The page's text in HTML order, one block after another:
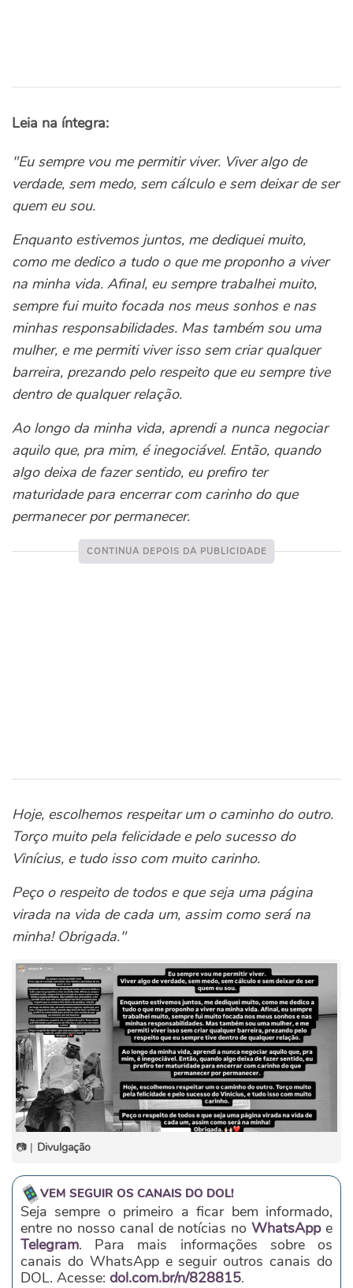
Leia na íntegra:
"Eu sempre vou me permitir viver. Viver algo de
verdade, sem medo, sem cálculo e sem deixar de ser
quem eu sou.
Enquanto estivemos juntos, me dediquei muito,
como me dedico a tudo o que me proponho a viver
na minha vida. Afinal, eu sempre trabalhei muito,
sempre fui muito focada nos meus sonhos e nas
minhas responsabilidades. Mas também sou uma
mulher, e me permiti viver isso sem criar qualquer
barreira, prezando pelo respeito que eu sempre tive
dentro de qualquer relação.
Ao longo da minha vida, aprendi a nunca negociar
aquilo que, pra mim, é inegociável. Então, quando
algo deixa de fazer sentido, eu prefiro ter
maturidade para encerrar com carinho do que
permanecer por permanecer.
Hoje, escolhemos respeitar um o caminho do outro.
Torço muito pela felicidade e pelo sucesso do
Vinícius, e tudo isso com muito carinho.
Peço o respeito de todos e que seja uma página
virada na vida de cada um, assim como será na
minha! Obrigada."
📷 | Divulgação
VEM SEGUIR OS CANAIS DO DOL!
Seja sempre o primeiro a ficar bem informado,
entre no nosso canal de notícias noWhatsAppe
Telegram. Para mais informações sobre os
canais do WhatsApp e seguir outros canais do
DOL. Acesse: dol.com.br/n/828815.